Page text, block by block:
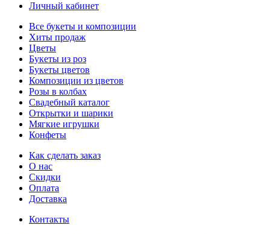
Личный кабинет
Все букеты и композиции
Хиты продаж
Цветы
Букеты из роз
Букеты цветов
Композиции из цветов
Розы в колбах
Свадебный каталог
Открытки и шарики
Мягкие игрушки
Конфеты
Как сделать заказ
О нас
Скидки
Оплата
Доставка
Контакты